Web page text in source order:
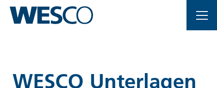
WESCO
Wichtige
Seiten
Inhalt
WESCO Unterlagen